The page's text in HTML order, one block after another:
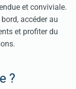
et conviviale.
accéder au
et profiter du
?